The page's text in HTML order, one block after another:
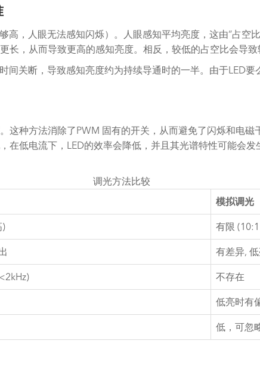
高，人眼无法感知闪烁）。人眼感知平均亮度，这由“占空
长，从而导致更高的感知亮度。相反，较低的占空比会导致
间关断，导致感知亮度约为持续导通时的一半。由于LED
这种方法消除了PWM 固有的开关，从而避免了闪烁和电
在低电流下，LED的效率会降低，并且其光谱特性可能会
调光方法比较
模拟调光
) 有限
有差异,
不存在
低亮时有
低，可忽